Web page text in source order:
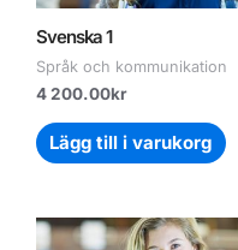
Svenska 1
Språk och kommunikation
4 200.00kr
Lägg till i varukorg